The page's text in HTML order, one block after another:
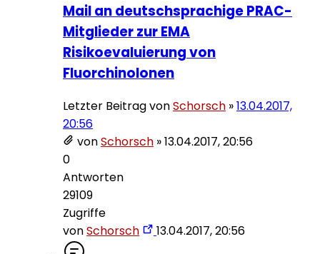
Mail an deutschsprachige PRAC-
Mitglieder zur EMA
Risikoevaluierung von
Fluorchinolonen
Letzter Beitrag vonSchorsch »13.04.2017,
20:56
vonSchorsch »13.04.2017, 20:56
0
Antworten
29109
Zugriffe
vonSchorsch 13.04.2017, 20:56